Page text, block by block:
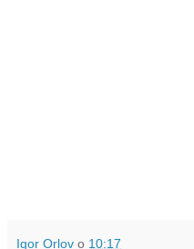
Igor Orlov о 10:17